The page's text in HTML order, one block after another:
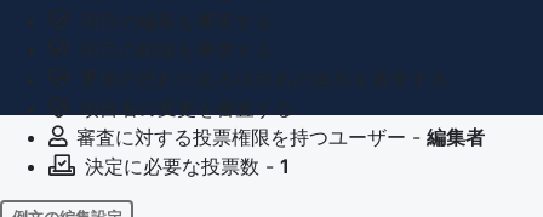
審査に対する投票権限を持つユーザー - 編集者
決定に必要な投票数 - 1